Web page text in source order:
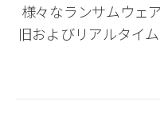
様々なランサムウェ
旧およびリアルタイ